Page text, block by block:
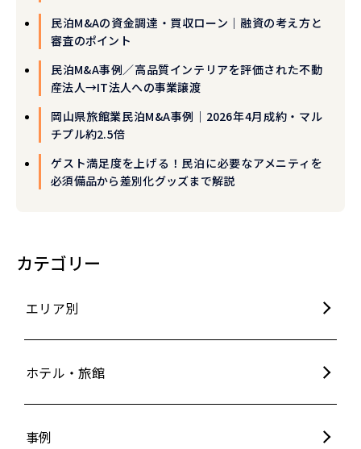
民泊M&Aの資金調達・買収ローン｜融資の考え方と
審査のポイント
民泊M&A事例／高品質インテリアを評価された不動
産法人→IT法人への事業譲渡
岡山県旅館業民泊M&A事例｜2026年4月成約・マル
チプル約2.5倍
ゲスト満足度を上げる！民泊に必要なアメニティを
必須備品から差別化グッズまで解説
カテゴリー
エリア別
ホテル・旅館
事例